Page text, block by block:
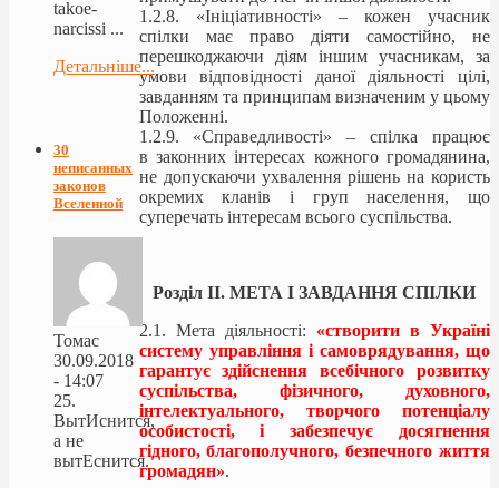
1.2.8. «Ініціативності» – кожен учасник
спілки має право діяти самостійно, не
перешкоджаючи діям іншим учасникам, за
умови відповідності даної діяльності цілі,
завданням та принципам визначеним у цьому
Положенні.
1.2.9. «Справедливості» – спілка працює
в законних інтересах кожного громадянина,
не допускаючи ухвалення рішень на користь
окремих кланів і груп населення, що
суперечать інтересам всього суспільства.
Розділ IІ. МЕТА І ЗАВДАННЯ СПІЛКИ
2.1. Мета діяльності: «створити в Україні
систему управління і самоврядування, що
гарантує здійснення всебічного розвитку
суспільства, фізичного, духовного,
інтелектуального, творчого потенціалу
особистості, і забезпечує досягнення
гідного, благополучного, безпечного життя
громадян».
takoe-
narcissi ...
Детальніше...
30
неписанных
законов
Вселенной
Томас
30.09.2018
- 14:07
25.
ВытИснится,
а не
вытЕснится.